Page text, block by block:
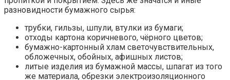
разновидности бумажного сырья:
трубки, гильзы, шпули, втулки из бумаги;
отходы картона коричневого, чёрного цветов;
бумажно-картонный хлам светочувствительных,
обложечных, обойных, афишных листов;
литые изделия из бумажной массы, шпагат из того
же материала, обрезки электроизоляционного